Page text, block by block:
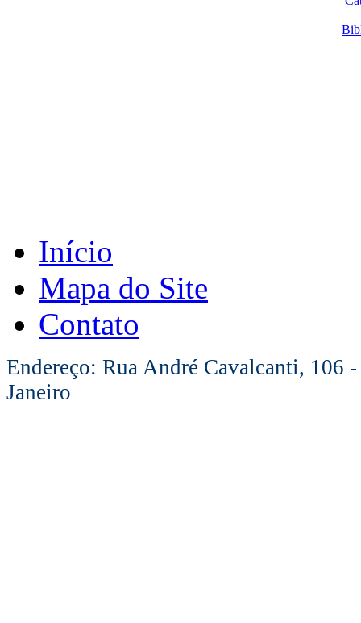
Início
Mapa do Site
Contato
Endereço: Rua André Cavalcanti, 106
Janeiro